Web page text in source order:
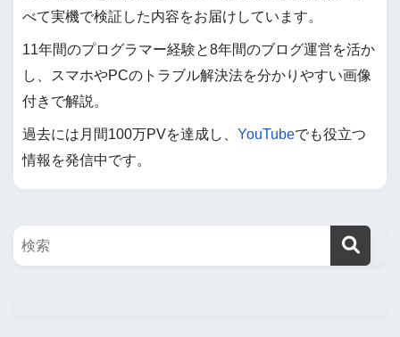
べて実機で検証した内容をお届けしています。
11年間のプログラマー経験と8年間のブログ運営を活か
し、スマホやPCのトラブル解決法を分かりやすい画像
付きで解説。
過去には月間100万PVを達成し、 YouTubeでも役立つ
情報を発信中です。